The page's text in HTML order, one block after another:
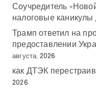
Соучредитель
налоговые каникулы
Трамп ответил на
предоставлении
августа, 2026
как ДТЭК
2026